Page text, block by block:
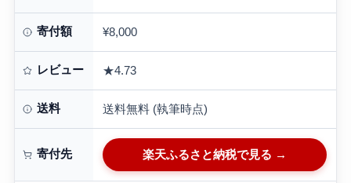
寄付額 ¥8,000
レビュー ★4.73
送料 送料無料 (執筆時点)
寄付先 楽天ふるさと納税で見る →